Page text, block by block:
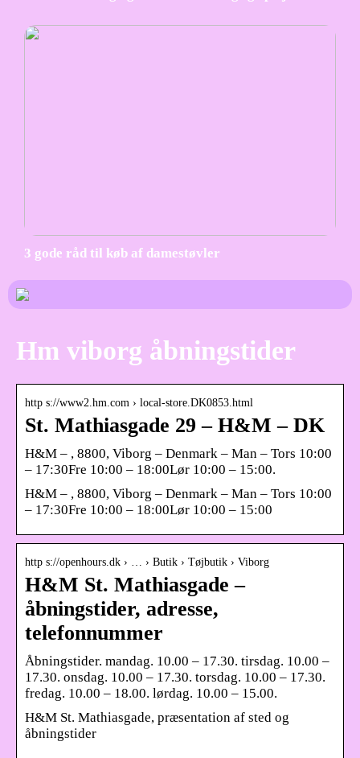
3 gode råd til køb af damestøvler
Hm viborg åbningstider
http s://www2.hm.com › local-store.DK0853.html
St. Mathiasgade 29 – H&M – DK
H&M – , 8800, Viborg – Denmark – Man – Tors 10:00
– 17:30Fre 10:00 – 18:00Lør 10:00 – 15:00.
H&M – , 8800, Viborg – Denmark – Man – Tors 10:00
– 17:30Fre 10:00 – 18:00Lør 10:00 – 15:00
http s://openhours.dk › … › Butik › Tøjbutik › Viborg
H&M St. Mathiasgade –
åbningstider, adresse,
telefonnummer
Åbningstider. mandag. 10.00 – 17.30. tirsdag. 10.00 –
17.30. onsdag. 10.00 – 17.30. torsdag. 10.00 – 17.30.
fredag. 10.00 – 18.00. lørdag. 10.00 – 15.00.
H&M St. Mathiasgade, præsentation af sted og
åbningstider